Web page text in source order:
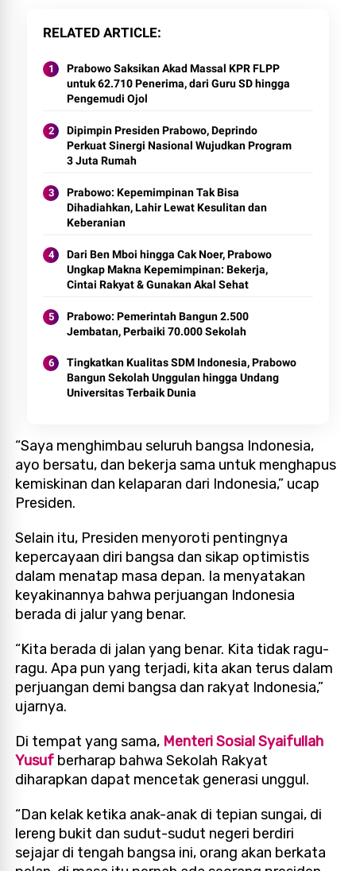
RELATED ARTICLE
Prabowo Saksikan Akad Massal KPR FLPP
untuk 62.710 Penerima, dari Guru SD hingga
Pengemudi Ojol
Dipimpin Presiden Prabowo, Deprindo
Perkuat Sinergi Nasional Wujudkan Program
3 Juta Rumah
Prabowo: Kepemimpinan Tak Bisa
Dihadiahkan, Lahir Lewat Kesulitan dan
Keberanian
Dari Ben Mboi hingga Cak Noer, Prabowo
Ungkap Makna Kepemimpinan: Bekerja,
Cintai Rakyat & Gunakan Akal Sehat
Prabowo: Pemerintah Bangun 2.500
Jembatan, Perbaiki 70.000 Sekolah
Tingkatkan Kualitas SDM Indonesia, Prabowo
Bangun Sekolah Unggulan hingga Undang
Universitas Terbaik Dunia
“Saya menghimbau seluruh bangsa Indonesia,
ayo bersatu, dan bekerja sama untuk menghapus
kemiskinan dan kelaparan dari Indonesia,” ucap
Presiden.
Selain itu, Presiden menyoroti pentingnya
kepercayaan diri bangsa dan sikap optimistis
dalam menatap masa depan. Ia menyatakan
keyakinannya bahwa perjuangan Indonesia
berada di jalur yang benar.
“Kita berada di jalan yang benar. Kita tidak ragu-
ragu. Apa pun yang terjadi, kita akan terus dalam
perjuangan demi bangsa dan rakyat Indonesia,”
ujarnya.
Di tempat yang sama, Menteri Sosial Syaifullah
Yusuf berharap bahwa Sekolah Rakyat
diharapkan dapat mencetak generasi unggul.
“Dan kelak ketika anak-anak di tepian sungai, di
lereng bukit dan sudut-sudut negeri berdiri
sejajar di tengah bangsa ini, orang akan berkata